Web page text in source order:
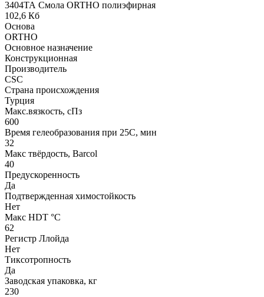
3404ТА Смола ORTHO полиэфирная
102,6 Кб
Основа
ORTHO
Основное назначение
Конструкционная
Производитель
CSC
Страна происхождения
Турция
Макс.вязкoсть, сПз
600
Время гелеобразования при 25С, мин
32
Макс твёрдость, Barcol
40
Предускоренность
Да
Подтвержденная химостойкость
Нет
Макс HDT °С
62
Регистр Ллойда
Нет
Тиксотропность
Да
Заводская упаковка, кг
230